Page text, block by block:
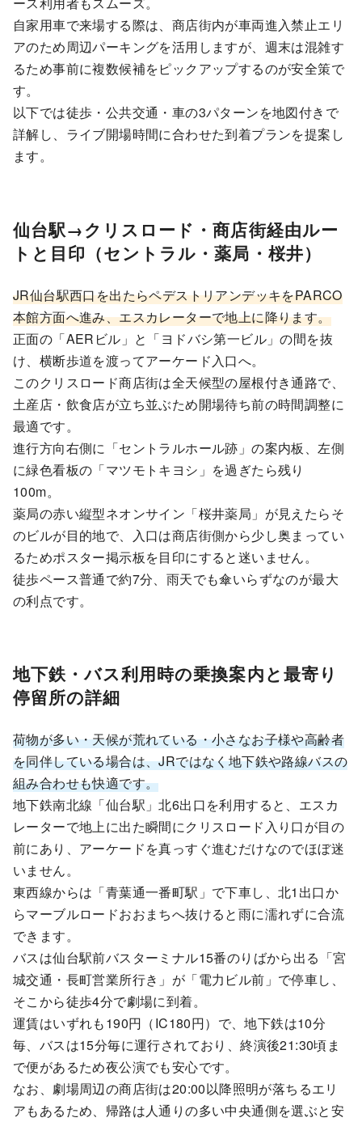
自家用車で来場する際は、商店街内が車両進入禁止エリ
アのため周辺パーキングを活用しますが、週末は混雑す
るため事前に複数候補をピックアップするのが安全策で
す。
以下では徒歩・公共交通・車の3パターンを地図付きで
詳解し、ライブ開場時間に合わせた到着プランを提案し
ます。
仙台駅→クリスロード・商店街経由ルー
トと目印（セントラル・薬局・桜井）
JR仙台駅西口を出たらペデストリアンデッキをPARCO
本館方面へ進み、エスカレーターで地上に降ります。
正面の「AERビル」と「ヨドバシ第一ビル」の間を抜
け、横断歩道を渡ってアーケード入口へ。
このクリスロード商店街は全天候型の屋根付き通路で、
土産店・飲食店が立ち並ぶため開場待ち前の時間調整に
最適です。
進行方向右側に「セントラルホール跡」の案内板、左側
に緑色看板の「マツモトキヨシ」を過ぎたら残り
100m。
薬局の赤い縦型ネオンサイン「桜井薬局」が見えたらそ
のビルが目的地で、入口は商店街側から少し奥まってい
るためポスター掲示板を目印にすると迷いません。
徒歩ペース普通で約7分、雨天でも傘いらずなのが最大
の利点です。
地下鉄・バス利用時の乗換案内と最寄り
停留所の詳細
荷物が多い・天候が荒れている・小さなお子様や高齢者
を同伴している場合は、JRではなく地下鉄や路線バスの
組み合わせも快適です。
地下鉄南北線「仙台駅」北6出口を利用すると、エスカ
レーターで地上に出た瞬間にクリスロード入り口が目の
前にあり、アーケードを真っすぐ進むだけなのでほぼ迷
いません。
東西線からは「青葉通一番町駅」で下車し、北1出口か
らマーブルロードおおまちへ抜けると雨に濡れずに合流
できます。
バスは仙台駅前バスターミナル15番のりばから出る「宮
城交通・長町営業所行き」が「電力ビル前」で停車し、
そこから徒歩4分で劇場に到着。
運賃はいずれも190円（IC180円）で、地下鉄は10分
毎、バスは15分毎に運行されており、終演後21:30頃ま
で便があるため夜公演でも安心です。
なお、劇場周辺の商店街は20:00以降照明が落ちるエリ
アもあるため、帰路は人通りの多い中央通側を選ぶと安